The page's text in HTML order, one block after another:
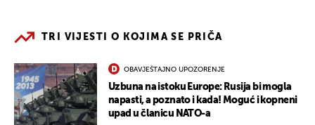
TRI VIJESTI O KOJIMA SE PRIČA
OBAVJEŠTAJNO UPOZORENJE
Uzbuna na istoku Europe: Rusija bi mogla
napasti, a poznato i kada! Moguć i kopneni
upad u članicu NATO-a